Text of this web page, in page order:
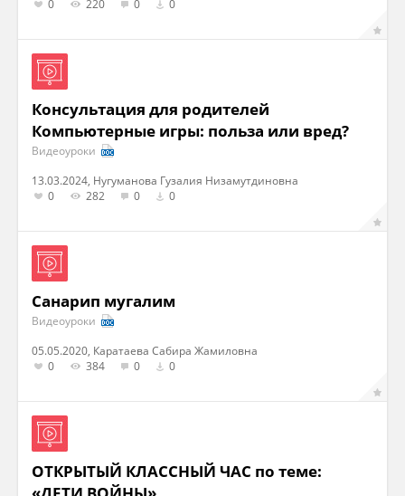
0
220 0 0
Консультация для родителей
Компьютерные игры: польза или вред?
Видеоуроки
13.03.2024, Нугуманова Гузалия Низамутдиновна
0
282 0 0
Санарип мугалим
Видеоуроки
05.05.2020, Каратаева Сабира Жамиловна
0
384 0 0
ОТКРЫТЫЙ КЛАССНЫЙ ЧАС по теме: